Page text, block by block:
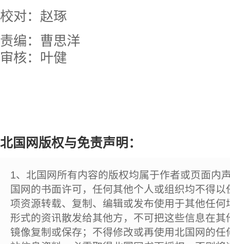
校对：赵琢
责编：曹思洋
审核：叶健
北国网版权与免责声明：
1、北国网所有内容的版权均属于作者或页面内
国网的书面许可，任何其他个人或组织均不得
项资源转载、复制、编辑或发布使用于其他任
形式的资讯散发给其他方，不可把这些信息在
镜像复制或保存；不得修改或再使用北国网的